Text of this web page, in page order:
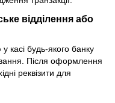
відділення або
касі будь-якого банку
Після оформлення
реквізити для